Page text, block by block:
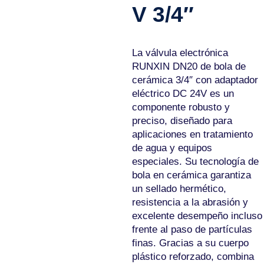
V 3/4″
La válvula electrónica
RUNXIN DN20 de bola de
cerámica 3/4″ con adaptador
eléctrico DC 24V es un
componente robusto y
preciso, diseñado para
aplicaciones en tratamiento
de agua y equipos
especiales. Su tecnología de
bola en cerámica garantiza
un sellado hermético,
resistencia a la abrasión y
excelente desempeño incluso
frente al paso de partículas
finas. Gracias a su cuerpo
plástico reforzado, combina